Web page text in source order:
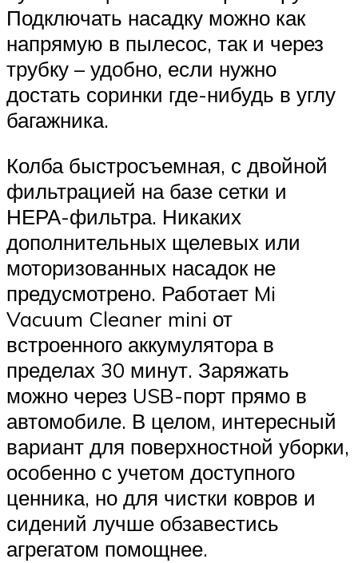
Подключать насадку можно как
напрямую в пылесос, так и через
трубку – удобно, если нужно
достать соринки где-нибудь в углу
багажника.
Колба быстросъемная, с двойной
фильтрацией на базе сетки и
НЕРА-фильтра. Никаких
дополнительных щелевых или
моторизованных насадок не
предусмотрено. Работает Mi
Vacuum Cleaner mini от
встроенного аккумулятора в
пределах 30 минут. Заряжать
можно через USB-порт прямо в
автомобиле. В целом, интересный
вариант для поверхностной уборки,
особенно с учетом доступного
ценника, но для чистки ковров и
сидений лучше обзавестись
агрегатом помощнее.